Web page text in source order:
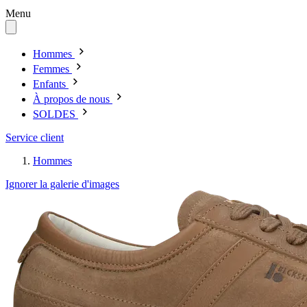
Menu
Hommes
Femmes
Enfants
À propos de nous
SOLDES
Service client
Hommes
Ignorer la galerie d'images